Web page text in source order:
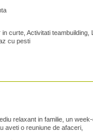
curte, Activitati teambuilding,
cu pesti
relaxant in familie, un
aveti o reuniune de afaceri,